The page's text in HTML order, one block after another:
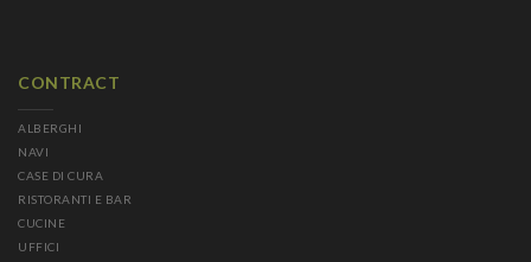
CONTRACT
ALBERGHI
NAVI
CASE DI CURA
RISTORANTI E BAR
CUCINE
UFFICI